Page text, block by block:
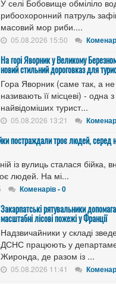
У селі Бобовище обміліло
рибоохоронний патруль
масовий мор риби....
05.08.2026 15:50
На горі Яворник у Великому
новий стильний дороговказ для
Гора Яворник (саме так, а не
називають її місцеві) - одна з
найвідоміших турист...
05.08.2026 13:21
постраждали троє людей,
із вулиць сталася бійка,
людей. На мі...
Коменарів - 0
Закарпатські рятувальники
масштабні лісові пожежі у Франції
Надзвичайники у складі
ДСНС працюють у
Жиронда, де разом із ...
05.08.2026 11:41